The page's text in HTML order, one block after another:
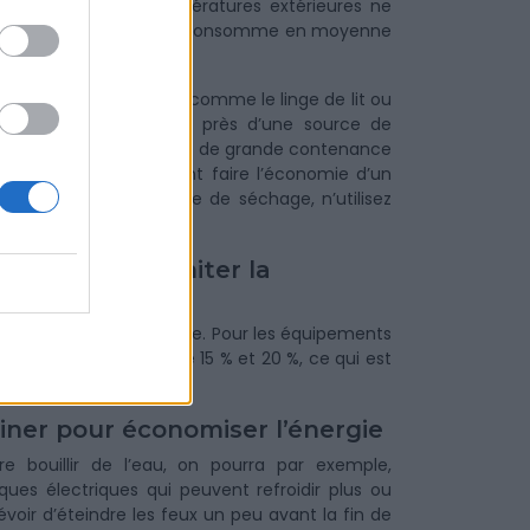
lorsque les températures extérieures ne
d’énergie. Il consomme en moyenne
longues à sécher comme le linge de lit ou
sécher le linge près d’une source de
existe des sèche-linge de grande contenance
pièces et nous feront faire l’économie d’un
à un programme de séchage, n’utilisez
pour limiter la
d’étiquettes énergie. Pour les équipements
comprise entre 15 % et 20 %, ce qui est
pour économiser l’énergie
de l’eau, on pourra par exemple,
électriques qui peuvent refroidir plus ou
d’éteindre les feux un peu avant la fin de